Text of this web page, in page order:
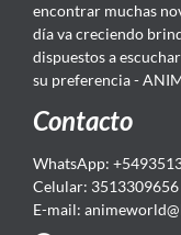
encontrar muchas
día va creciendo
dispuestos a
su preferencia -
Contacto
WhatsApp:
Celular: 3513309656
E-mail: animeworld